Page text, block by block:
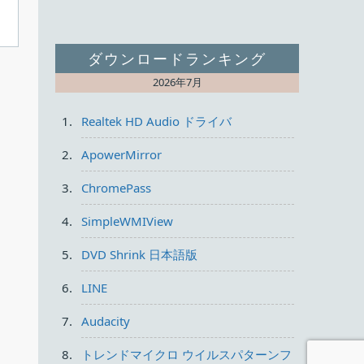
ダウンロードランキング
2026年7月
Realtek HD Audio ドライバ
ApowerMirror
ChromePass
SimpleWMIView
DVD Shrink 日本語版
LINE
Audacity
トレンドマイクロ ウイルスパターンフ